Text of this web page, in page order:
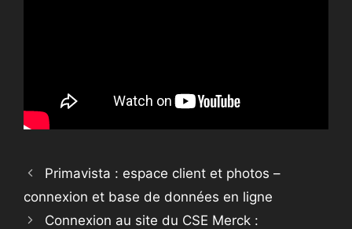
Primavista : espace client et photos –
connexion et base de données en ligne
Connexion au site du CSE Merck :